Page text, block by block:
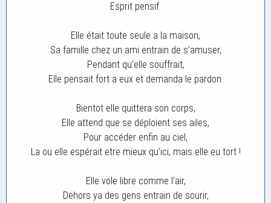
Esprit pensif.
Elle était toute seule a la maison,
Sa famille chez un ami entrain de s’amuser,
Pendant qu’elle souffrait,
Elle pensait fort a eux et demanda le pardon.
Bientot elle quittera son corps,
Elle attend que se déploient ses ailes,
Pour accéder enfin au ciel,
La ou elle espérait etre mieux qu’ici, mais elle eu tort !
Elle vole libre comme l’air,
Dehors ya des gens entrain de sourir,